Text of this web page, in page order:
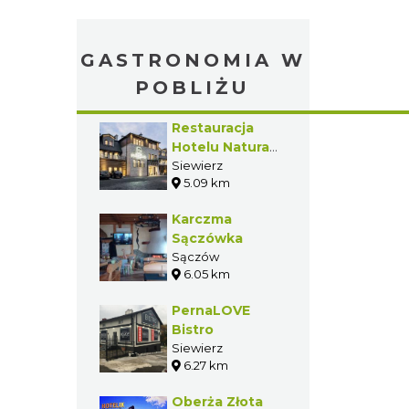
GASTRONOMIA W
POBLIŻU
Restauracja
Hotelu Natura
Residence
Siewierz
5.09 km
Karczma
Sączówka
Sączów
6.05 km
PernaLOVE
Bistro
Siewierz
6.27 km
Oberża Złota